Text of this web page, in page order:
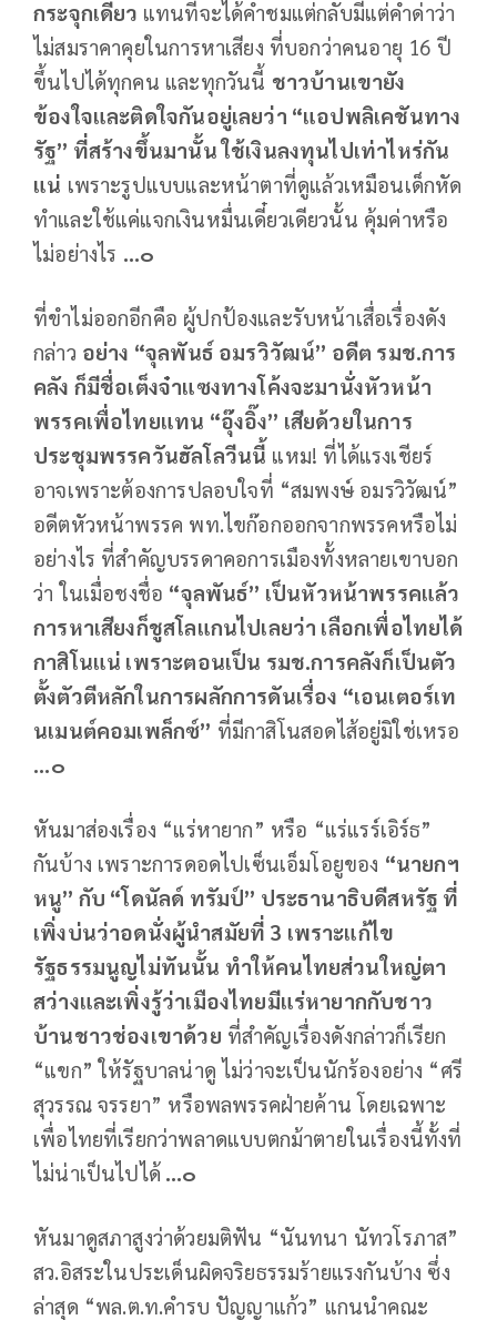
กระจุกเดียว แทนที่จะได้คำชมแต่กลับมีแต่คำด่าว่า
ไม่สมราคาคุยในการหาเสียง ที่บอกว่าคนอายุ 16 ปี
ขึ้นไปได้ทุกคน และทุกวันนี้ ชาวบ้านเขายัง
ข้องใจและติดใจกันอยู่เลยว่า “แอปพลิเคชันทาง
รัฐ” ที่สร้างขึ้นมานั้น ใช้เงินลงทุนไปเท่าไหร่กัน
แน่ เพราะรูปแบบและหน้าตาที่ดูแล้วเหมือนเด็กหัด
ทำและใช้แค่แจกเงินหมื่นเดี๋ยวเดียวนั้น คุ้มค่าหรือ
ไม่อย่างไร ...๐
ที่ขำไม่ออกอีกคือ ผู้ปกป้องและรับหน้าเสื่อเรื่องดัง
กล่าว อย่าง “จุลพันธ์ อมรวิวัฒน์” อดีต รมช.การ
คลัง ก็มีชื่อเต็งจ๋าแซงทางโค้งจะมานั่งหัวหน้า
พรรคเพื่อไทยแทน “อุ๊งอิ๊ง” เสียด้วยในการ
ประชุมพรรควันฮัลโลวีนนี้ แหม! ที่ได้แรงเชียร์
อาจเพราะต้องการปลอบใจที่ “สมพงษ์ อมรวิวัฒน์”
อดีตหัวหน้าพรรค พท.ไขก๊อกออกจากพรรคหรือไม่
อย่างไร ที่สำคัญบรรดาคอการเมืองทั้งหลายเขาบอก
ว่า ในเมื่อชงชื่อ “จุลพันธ์” เป็นหัวหน้าพรรคแล้ว
การหาเสียงก็ชูสโลแกนไปเลยว่า เลือกเพื่อไทยได้
กาสิโนแน่ เพราะตอนเป็น รมช.การคลังก็เป็นตัว
ตั้งตัวตีหลักในการผลักการดันเรื่อง “เอนเตอร์เท
นเมนต์คอมเพล็กซ์” ที่มีกาสิโนสอดไส้อยู่มิใช่เหรอ
...๐
หันมาส่องเรื่อง “แร่หายาก” หรือ “แร่แรร์เอิร์ธ”
กันบ้าง เพราะการดอดไปเซ็นเอ็มโอยูของ “นายกฯ
หนู” กับ “โดนัลด์ ทรัมป์” ประธานาธิบดีสหรัฐ ที่
เพิ่งบ่นว่าอดนั่งผู้นำสมัยที่ 3 เพราะแก้ไข
รัฐธรรมนูญไม่ทันนั้น ทำให้คนไทยส่วนใหญ่ตา
สว่างและเพิ่งรู้ว่าเมืองไทยมีแร่หายากกับชาว
บ้านชาวช่องเขาด้วย ที่สำคัญเรื่องดังกล่าวก็เรียก
“แขก” ให้รัฐบาลน่าดู ไม่ว่าจะเป็นนักร้องอย่าง “ศรี
สุวรรณ จรรยา” หรือพลพรรคฝ่ายค้าน โดยเฉพาะ
เพื่อไทยที่เรียกว่าพลาดแบบตกม้าตายในเรื่องนี้ทั้งที่
ไม่น่าเป็นไปได้…๐
หันมาดูสภาสูงว่าด้วยมติฟัน “นันทนา นัทวโรภาส”
สว.อิสระในประเด็นผิดจริยธรรมร้ายแรงกันบ้าง ซึ่ง
ล่าสุด “พล.ต.ท.คำรบ ปัญญาแก้ว” แกนนำคณะ